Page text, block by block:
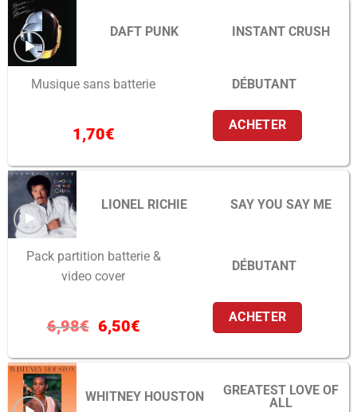
DAFT PUNK INSTANT CRUSH
Musique sans batterie DÉBUTANT
1,70€ ACHETER
LIONEL RICHIE SAY YOU SAY ME
Pack partition batterie &
video cover
DÉBUTANT
6,98€ 6,50€ ACHETER
WHITNEY HOUSTON
GREATEST LOVE OF
ALL